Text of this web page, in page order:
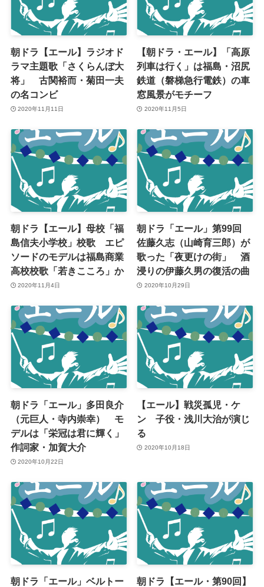
朝ドラ【エール】ラジオド
ラマ主題歌「さくらんぼ大
将」 古関裕而・菊田一夫
の名コンビ
2020年11月11日
【朝ドラ・エール】「高原
列車は行く」は福島・沼尻
鉄道（磐梯急行電鉄）の車
窓風景がモチーフ
2020年11月5日
朝ドラ【エール】母校「福
島信夫小学校」校歌 エピ
ソードのモデルは福島商業
高校校歌「若きこころ」か
2020年11月4日
朝ドラ「エール」第99回
佐藤久志（山崎育三郎）が
歌った「夜更けの街」 酒
浸りの伊藤久男の復活の曲
2020年10月29日
朝ドラ「エール」多田良介
（元巨人・寺内崇幸） モ
デルは「栄冠は君に輝く」
作詞家・加賀大介
2020年10月22日
【エール】戦災孤児・ケ
ン 子役・浅川大治が演じ
る
2020年10月18日
朝ドラ「エール」ベルトー
朝ドラ【エール・第90回】